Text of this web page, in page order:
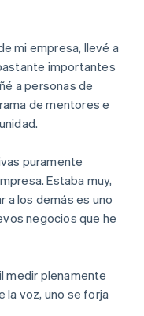
mi empresa, llevé a
importantes
a personas de
de mentores e
puramente
Estaba muy,
a los demás es uno
negocios que he
medir plenamente
la voz, uno se forja